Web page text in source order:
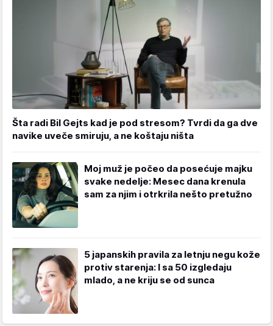
Šta radi Bil Gejts kad je pod stresom? Tvrdi da ga dve
navike uveče smiruju, a ne koštaju ništa
Moj muž je počeo da posećuje majku
svake nedelje: Mesec dana krenula
sam za njim i otrkrila nešto pretužno
5 japanskih pravila za letnju negu kože
protiv starenja: I sa 50 izgledaju
mlado, a ne kriju se od sunca